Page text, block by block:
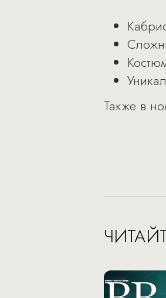
Также в